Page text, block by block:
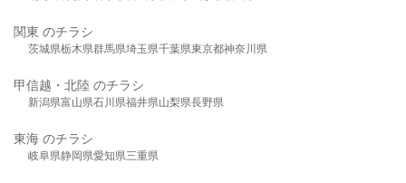
関東 のチラシ
茨城県栃木県群馬県埼玉県千葉県東京都神奈川県
甲信越・北陸 のチラシ
新潟県富山県石川県福井県山梨県長野県
東海 のチラシ
岐阜県静岡県愛知県三重県